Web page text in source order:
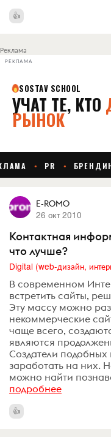
Реклама
РЕКЛАМА
E-ROMO
26 окт 2010
Контактная
что лучше?
В современном
встретить сайты,
Эту массу можно
некоммерческие
чаще всего,
являются
Создатели подобных
заработать на них.
можно найти
подробнее